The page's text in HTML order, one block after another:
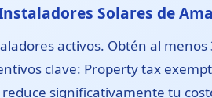
Solares de
activos. Obtén al
clave: Property tax
significativamente tu